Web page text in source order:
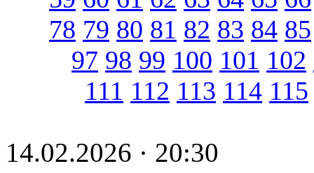
78 79 80 81 82 83 84 85
97 98 99 100 101 102
111 112 113 114 115
14.02.2026 · 20:30